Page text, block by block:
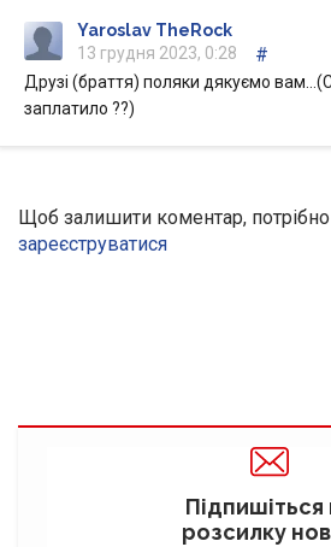
Yaroslav TheRock
13 грудня 2023, 0:28
#
Друзі (браття) поляки дякуємо
заплатило ??)
Щоб залишити коментар, потрібно
зареєструватися
Підпишіться
розсилку